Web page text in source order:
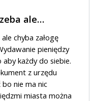
ale…
chyba załogę
pieniędzy
aby każdy do siebie.
z urzędu
nie ma nic
miasta można